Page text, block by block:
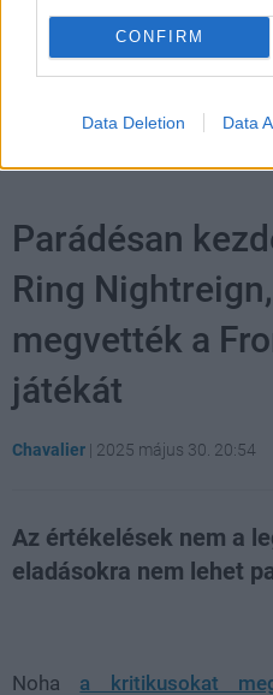
CONFIRM
Data Deletion Data
Parádésan
Ring
megvették a
játékát
Chavalier | 2025 május 30. 20:54
Az értékelések nem a
eladásokra nem lehet
Noha a kritikusokat